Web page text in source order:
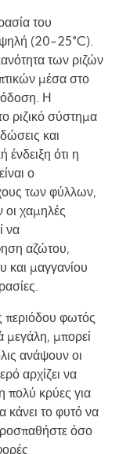
του
(20-25°C).
των ριζών
μέσα στο
Η
ριζικό σύστημα
και
ένδειξη ότι η
ο
των φύλλων,
οι χαμηλές
να
αζώτου,
και μαγγανίου
περιόδου φωτός
μεγάλη, μπορεί
ανάψουν οι
αρχίζει να
πολύ κρύες για
το φυτό να
όσο